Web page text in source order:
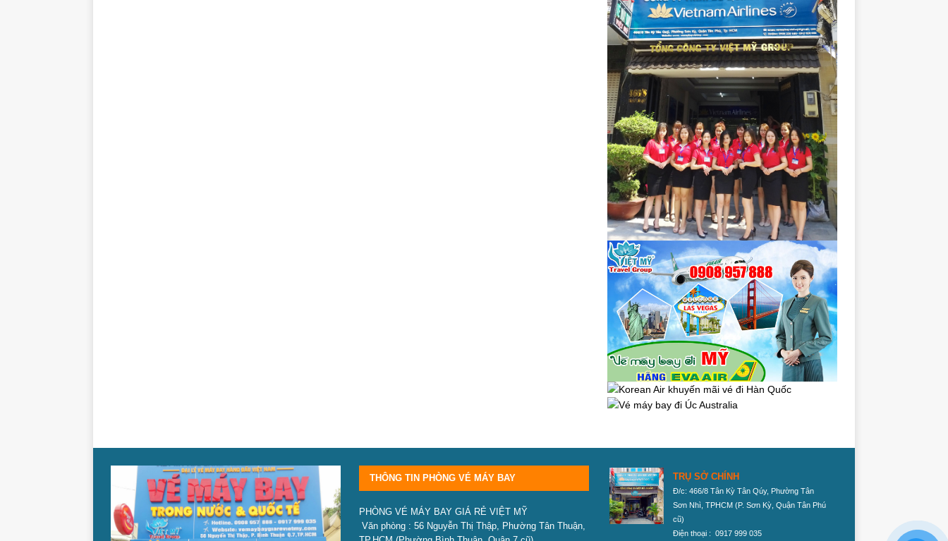
THÔNG TIN PHÒNG VÉ MÁY BAY
PHÒNG VÉ MÁY BAY GIÁ RẺ VIỆT MỸ
Văn phòng : 56 Nguyễn Thị Thập, Phường Tân Thuận,
TRỤ SỞ CHÍNH
Đ/c: 466/8 Tân Kỳ Tân Qúy, Phường Tân
Sơn Nhì, TPHCM (P. Sơn Kỳ, Quận Tân Phú
cũ)
Điện thoại : 0917 999 035